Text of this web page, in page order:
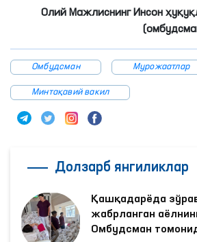
Олий Мажлиснинг Инсон
Омбудсман Мурожаатлар
Минтақавий вакил
Долзарб янгиликлар
Қашқадарёда
жабрланган
Омбудсман